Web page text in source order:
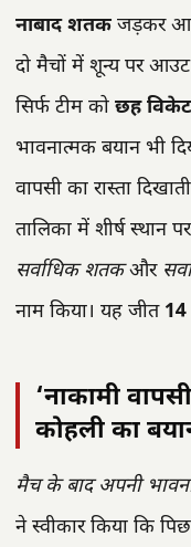
नाबाद शतक जड़कर
दो मैचों में शून्य पर
सिर्फ टीम को छह विकेट
भावनात्मक बयान भी
वापसी का रास्ता
तालिका में शीर्ष स्थान
सर्वाधिक शतकऔर
नाम किया। यह जीत
‘नाकामी
कोहली का
मैच के बाद अपनी
ने स्वीकार किया कि